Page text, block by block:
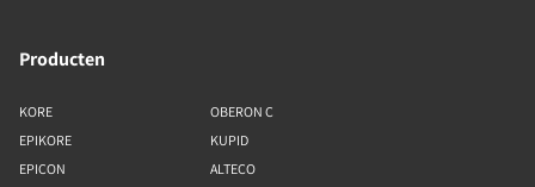
Producten
KORE
EPIKORE
EPICON
OBERON C
KUPID
ALTECO